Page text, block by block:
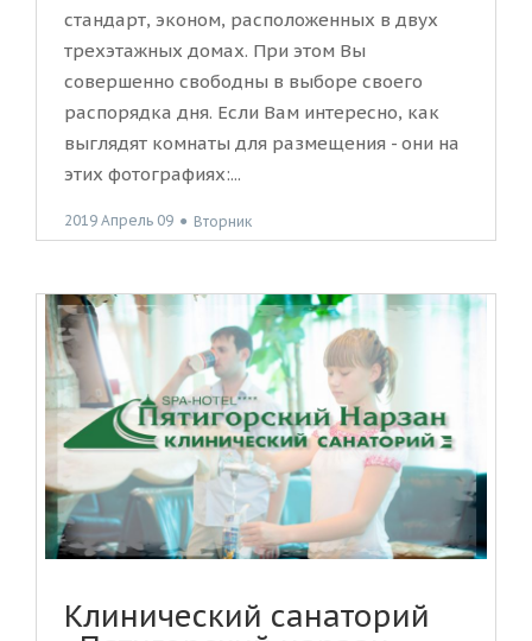
стандарт, эконом, расположенных в двух
трехэтажных домах. При этом Вы
совершенно свободны в выборе своего
распорядка дня. Если Вам интересно, как
выглядят комнаты для размещения - они на
этих фотографиях:...
2019 Апрель 09 ● Вторник
Клинический санаторий